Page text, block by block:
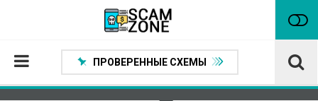
ПРОВЕРЕННЫЕ СХЕМЫ